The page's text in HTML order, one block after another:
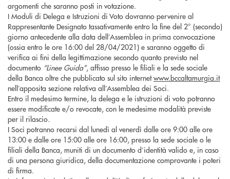
argomenti che saranno posti in votazione.
I Moduli di Delega e Istruzioni di Voto dovranno pervenire al
Rappresentante Designato tassativamente entro la fine del 2° (secondo)
giorno antecedente alla data dell’Assemblea in prima convocazione
(ossia entro le ore 16:00 del 28/04/2021) e saranno oggetto di
verifica ai fini della legittimazione secondo quanto previsto nel
documento “Linee Guida”, affisso presso le filiali e la sede sociale
della Banca oltre che pubblicato sul sito internetwww.bccaltamurgia.it
nell’apposita sezione relativa all’Assemblea dei Soci.
Entro il medesimo termine, la delega e le istruzioni di voto potranno
essere modificate e/o revocate, con le medesime modalità previste
per il rilascio.
I Soci potranno recarsi dal lunedì al venerdì dalle ore 9:00 alle ore
13:00 e dalle ore 15:00 alle ore 16:00, presso la sede sociale o le
filiali della Banca, muniti di un documento d’identità valido e, in caso
di una persona giuridica, della documentazione comprovante i poteri
di firma.